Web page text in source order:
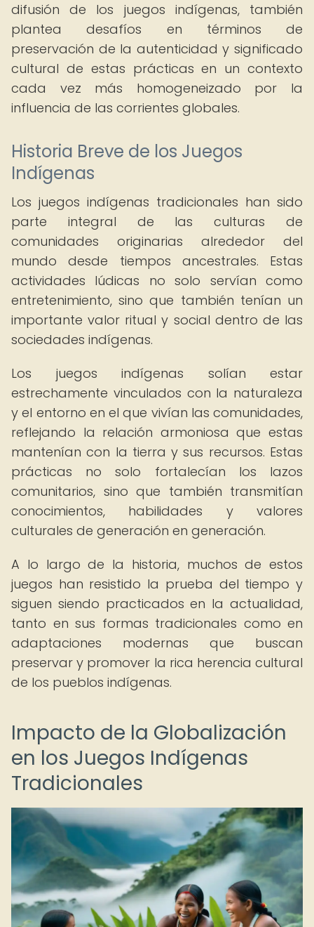
difusión de los juegos indígenas, también
plantea desafíos en términos de
preservación de la autenticidad y significado
cultural de estas prácticas en un contexto
cada vez más homogeneizado por la
influencia de las corrientes globales.
Historia Breve de los Juegos
Indígenas
Los juegos indígenas tradicionales han sido
parte integral de las culturas de
comunidades originarias alrededor del
mundo desde tiempos ancestrales. Estas
actividades lúdicas no solo servían como
entretenimiento, sino que también tenían un
importante valor ritual y social dentro de las
sociedades indígenas.
Los juegos indígenas solían estar
estrechamente vinculados con la naturaleza
y el entorno en el que vivían las comunidades,
reflejando la relación armoniosa que estas
mantenían con la tierra y sus recursos. Estas
prácticas no solo fortalecían los lazos
comunitarios, sino que también transmitían
conocimientos, habilidades y valores
culturales de generación en generación.
A lo largo de la historia, muchos de estos
juegos han resistido la prueba del tiempo y
siguen siendo practicados en la actualidad,
tanto en sus formas tradicionales como en
adaptaciones modernas que buscan
preservar y promover la rica herencia cultural
de los pueblos indígenas.
Impacto de la Globalización
en los Juegos Indígenas
Tradicionales